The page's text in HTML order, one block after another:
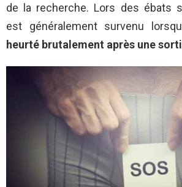
de la recherche. Lors des ébats
est généralement survenu
heurté brutalement après une